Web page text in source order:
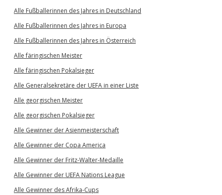
Alle Fußballerinnen des Jahres in Deutschland
Alle Fußballerinnen des Jahres in Europa
Alle Fußballerinnen des Jahres in Österreich
Alle färingischen Meister
Alle färingischen Pokalsieger
Alle Generalsekretäre der UEFA in einer Liste
Alle georgischen Meister
Alle georgischen Pokalsieger
Alle Gewinner der Asienmeisterschaft
Alle Gewinner der Copa America
Alle Gewinner der Fritz-Walter-Medaille
Alle Gewinner der UEFA Nations League
Alle Gewinner des Afrika-Cups